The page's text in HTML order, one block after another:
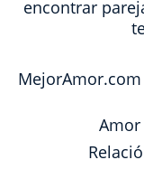
encontrar
Amor